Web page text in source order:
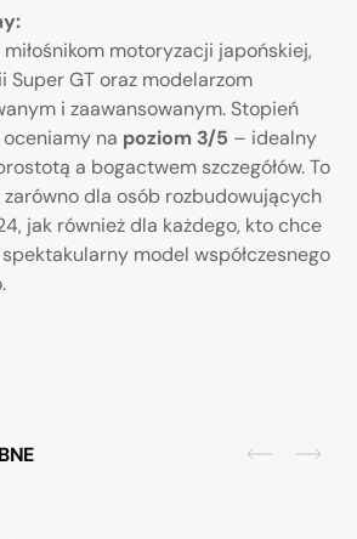
motoryzacji japońskiej,
Super GT oraz modelarzom
i zaawansowanym. Stopień
na poziom 3/5 – idealny
a bogactwem szczegółów. To
dla osób rozbudowujących
jak również dla każdego, kto chce
model współczesnego